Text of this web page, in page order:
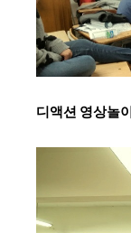
디액션 영상놀